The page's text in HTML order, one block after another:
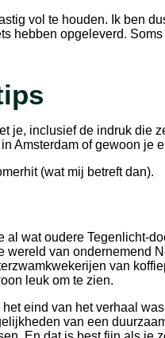
vol te houden. Ik ben
hebben opgeleverd.
je, inclusief de indruk die
Amsterdam of gewoon je
(wat mij betreft dan).
al wat oudere Tegenlicht-
wereld van ondernemend
van
leuk om te zien.
het eind van het verhaal
van een